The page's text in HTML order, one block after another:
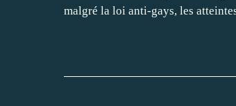
malgré la loi anti-gays, les